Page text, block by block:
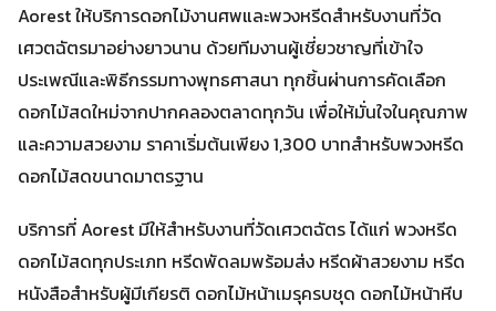
Aorest ให้บริการดอกไม้งานศพและพวงหรีดสำหรับงานที่วัด
เศวตฉัตรมาอย่างยาวนาน ด้วยทีมงานผู้เชี่ยวชาญที่เข้าใจ
ประเพณีและพิธีกรรมทางพุทธศาสนา ทุกชิ้นผ่านการคัดเลือก
ดอกไม้สดใหม่จากปากคลองตลาดทุกวัน เพื่อให้มั่นใจในคุณภาพ
และความสวยงาม ราคาเริ่มต้นเพียง 1,300 บาทสำหรับพวงหรีด
ดอกไม้สดขนาดมาตรฐาน
บริการที่ Aorest มีให้สำหรับงานที่วัดเศวตฉัตร ได้แก่ พวงหรีด
ดอกไม้สดทุกประเภท หรีดพัดลมพร้อมส่ง หรีดผ้าสวยงาม หรีด
หนังสือสำหรับผู้มีเกียรติ ดอกไม้หน้าเมรุครบชุด ดอกไม้หน้าหีบ